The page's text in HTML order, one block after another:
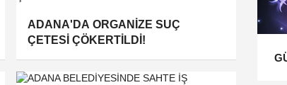
ADANA'DA ORGANİZE SUÇ
ÇETESİ ÇÖKERTİLDİ!